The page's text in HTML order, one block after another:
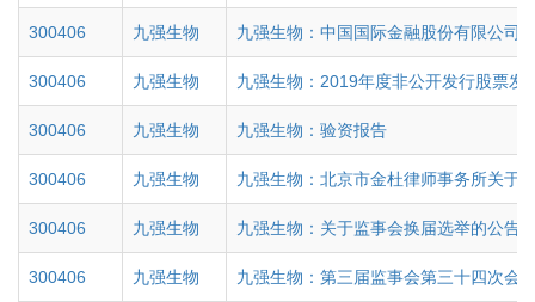
300406 九强生物
九强生物：中国国际金融股份有限公司
的...
300406
九强生物 九强生物：2019年度非公开发行股票发
300406 九强生物 九强生物：验资报告
300406 九强生物
九强生物：北京市金杜律师事务所关于
的...
300406
九强生物 九强生物：关于监事会换届选举的公告
300406 九强生物 九强生物：第三届监事会第三十四次会